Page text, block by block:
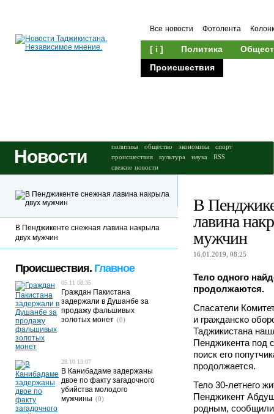
Все новости Фотолента
[ i ] Политика
Происшествия
Новости политика общество экономика
спорт
происшествия
культура наука
RSS
свежие новости
В
лавина
мужчин
16.01.2019, 08:25
Тело одного
продолжаются.
Спасатели
и гражданско
Таджикистана
Пенджикента под
поиск его
продолжается.
Тело 30-летнего
Пенджикент
родным,
В Пенджикенте снежная лавина накрыла
двух мужчин
Происшествия. Главное
05.11 08:35
Граждан Пакистана
задержали в Душанбе за
продажу фальшивых
золотых монет (0)
28.10 13:07
В Канибадаме задержаны
двое по факту загадочного
убийства молодого
мужчины (0)